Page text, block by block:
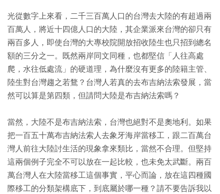
光從數字上來看，二千三百萬人口的台灣去大陸的有超過兩
百萬人，將近十四億人口的大陸，其企業派來台灣的卻只有
兩百多人，即使台灣的大專校院開放招收陸生也只招到總名
額的三分之一。既然兩岸同文同種，也都堅信「人往高處
爬，水往低處流」的硬道理，為什麼沒有更多的陸籍主管、
陸生對台灣趨之若鶩？台灣人若真的去布吉納法索發展，當
然可以算是第四類，但請問大陸是布吉納法索嗎？
當然，大陸不是布吉納法索，台灣也絕對不是奧地利。如果
把一百五十萬布吉納法索人去象牙海岸當移工，跟二百萬台
灣人前往大陸討生活的現象拿來類比，當然不合理。但堅持
這兩個例子完全不可以放在一起比較，也未免太武斷。兩百
萬台灣人在大陸當移工這個事實，平心而論，放在這四種國
際移工的分類架構底下，到底屬於哪一種？請不要告訴我以